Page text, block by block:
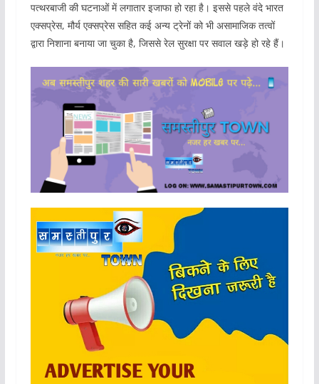
पत्थरबाजी की घटनाओं में लगातार इजाफा हो रहा है। इससे पहले वंदे भारत
एक्सप्रेस, मौर्य एक्सप्रेस सहित कई अन्य ट्रेनों को भी असामाजिक तत्वों
द्वारा निशाना बनाया जा चुका है, जिससे रेल सुरक्षा पर सवाल खड़े हो रहे हैं।